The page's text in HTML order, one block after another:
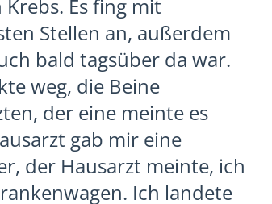
Es fing mit
Stellen an, außerdem
bald tagsüber da war.
weg, die Beine
der eine meinte es
gab mir eine
der Hausarzt meinte, ich
Ich landete